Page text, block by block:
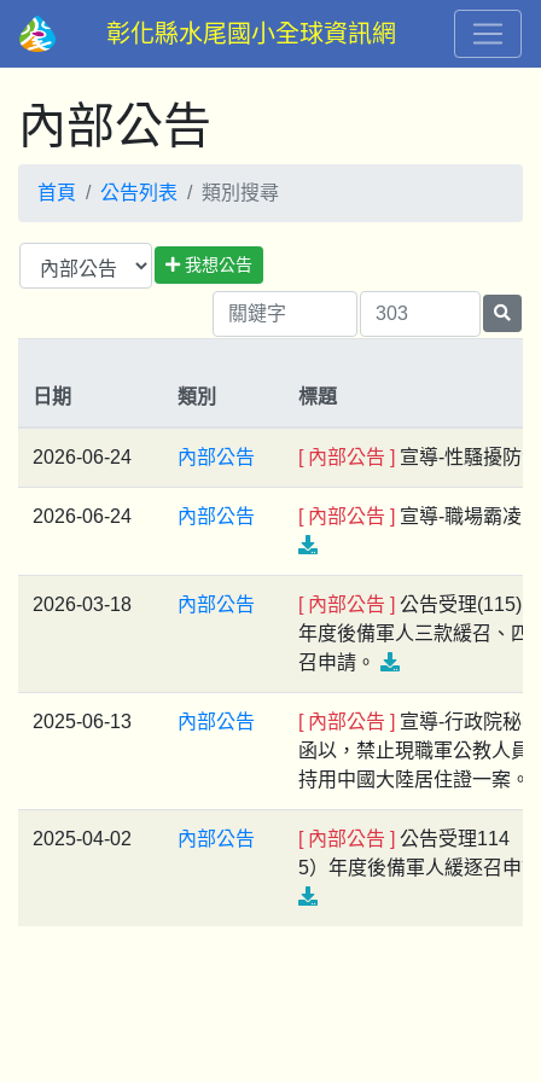
彰化縣水尾國小全球資訊網
內部公告
首頁 公告列表 類別搜尋
我想公告
日期 類別 標題
2026-06-24 內部公告 [ 內部公告 ] 宣導-性騷擾防
2026-06-24 內部公告 [ 內部公告 ] 宣導-職場霸凌
2026-03-18 內部公告 [ 內部公告 ] 公告受理
年度後備軍人三款緩召、四
召申請。
2025-06-13 內部公告 [ 內部公告 ] 宣導-行政院秘
函以，禁止現職軍公教人員
持用中國大陸居住證一案。
2025-04-02 內部公告 [ 內部公告 ] 公告受理​114（​
5）年度後備軍人緩逐召申